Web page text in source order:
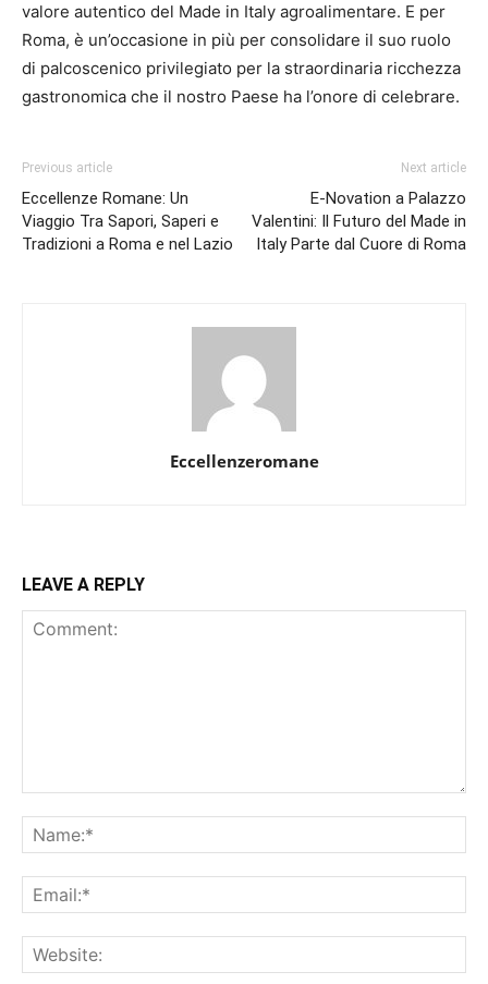
valore autentico del Made in Italy agroalimentare. E per
Roma, è un’occasione in più per consolidare il suo ruolo
di palcoscenico privilegiato per la straordinaria ricchezza
gastronomica che il nostro Paese ha l’onore di celebrare.
Previous article
Eccellenze Romane: Un
Viaggio Tra Sapori, Saperi e
Tradizioni a Roma e nel Lazio
Next article
E-Novation a Palazzo
Valentini: Il Futuro del Made in
Italy Parte dal Cuore di Roma
Eccellenzeromane
LEAVE A REPLY